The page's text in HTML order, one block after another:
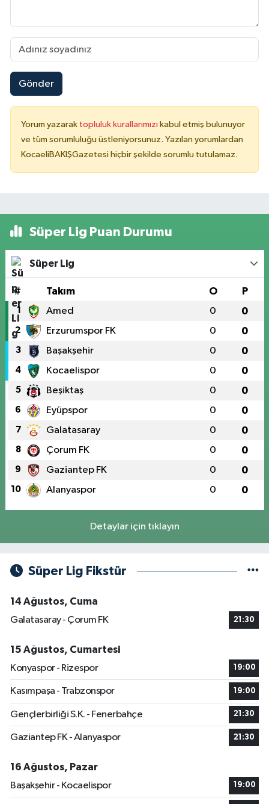
Gönder
Yorum yazarak topluluk kurallarımızı kabul etmiş bulunuyor
ve tüm sorumluluğu üstleniyorsunuz. Yazılan yorumlardan
KocaeliBAKIŞGazetesi hiçbir şekilde sorumlu tutulamaz.
Süper Lig Puan Durumu
Süper Lig
# Takım O P
1 Amed 0 0
2 Erzurumspor FK 0 0
3 Başakşehir 0 0
4 Kocaelispor 0 0
5 Beşiktaş 0 0
6 Eyüpspor 0 0
7 Galatasaray 0 0
8 Çorum FK 0 0
9 Gaziantep FK 0 0
10 Alanyaspor 0 0
Detaylar için tıklayın
Süper Lig Fikstür
14 Ağustos, Cuma
Galatasaray - Çorum FK
21:30
15 Ağustos, Cumartesi
Konyaspor - Rizespor
19:00
Kasımpaşa - Trabzonspor 19:00
Gençlerbirliği S.K. - Fenerbahçe 21:30
Gaziantep FK - Alanyaspor 21:30
16 Ağustos, Pazar
Başakşehir - Kocaelispor
19:00